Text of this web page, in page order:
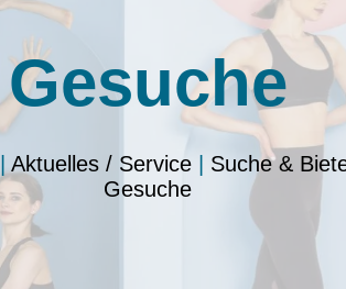
Gesuche
Aktuelles / Service| Suche &
Gesuche